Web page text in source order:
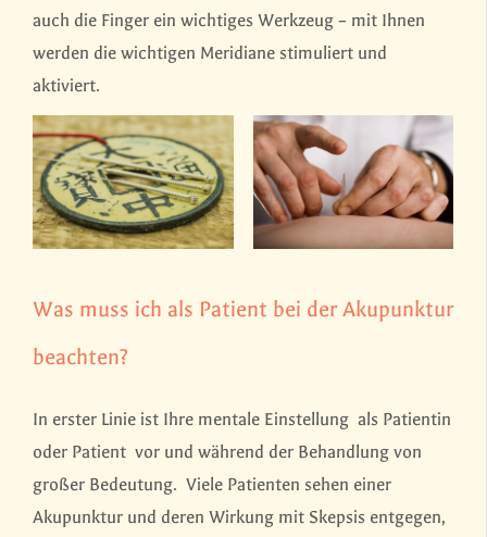
auch die Finger ein wichtiges Werkzeug – mit Ihnen
werden die wichtigen Meridiane stimuliert und
aktiviert.
Was muss ich als Patient bei der Akupunktur
beachten?
In erster Linie ist Ihre mentale Einstellung als Patientin
oder Patient vor und während der Behandlung von
großer Bedeutung. Viele Patienten sehen einer
Akupunktur und deren Wirkung mit Skepsis entgegen,